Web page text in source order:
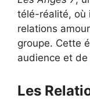
télé-réalité, où
relations
groupe. Cette
audience et
Les